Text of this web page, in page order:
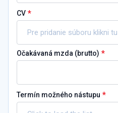
CV *
Pre pridanie súboru klikni tu
Očakávaná mzda (brutto) *
Termín možného nástupu *